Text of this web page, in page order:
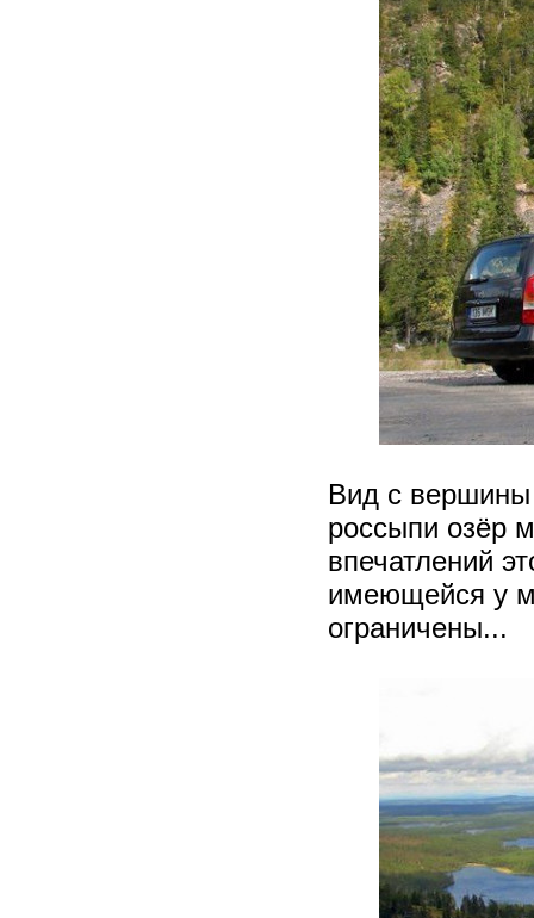
Вид с вершины
россыпи озёр
впечатлений
имеющейся у
ограничены...